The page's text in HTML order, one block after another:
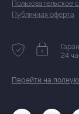
Пользовательское
Публичная оферта
24
Перейти на